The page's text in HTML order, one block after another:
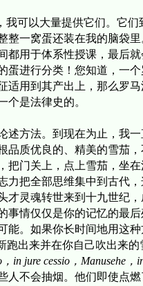
我可以大量提供它们。它
整一窝蛋还装在我的脑袋里
都用于体系性授课，最后
蛋进行分类！您知道，一
适用到其产出上，那么罗
个是法律史的。
述方法。到现在为止，我
品质优良的、精美的雪茄
把门关上，点上雪茄，坐
力把全部思维集中到古代
才灵魂转世来到十九世纪
事情仅仅是你的记忆的最
能。如果你长时间地用这
跑出来并在你自己吹出来
， in jure cessio， Manusehe，
人不会抽烟。他们即使点